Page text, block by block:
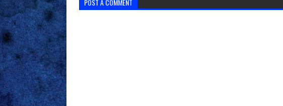
POST A COMMENT